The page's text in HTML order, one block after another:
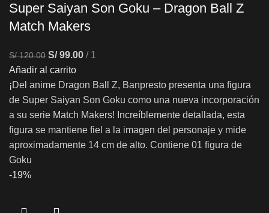
Super Saiyan Son Goku – Dragon Ball Z
Match Makers
S/120.00 S/99.00
1
Añadir al carrito
¡Del anime Dragon Ball Z, Banpresto presenta una figura
de Super Saiyan Son Goku como una nueva incorporación
a su serie Match Makers! Increíblemente detallada, esta
figura se mantiene fiel a la imagen del personaje y mide
aproximadamente 14 cm de alto. Contiene 01 figura de
Goku
-19%